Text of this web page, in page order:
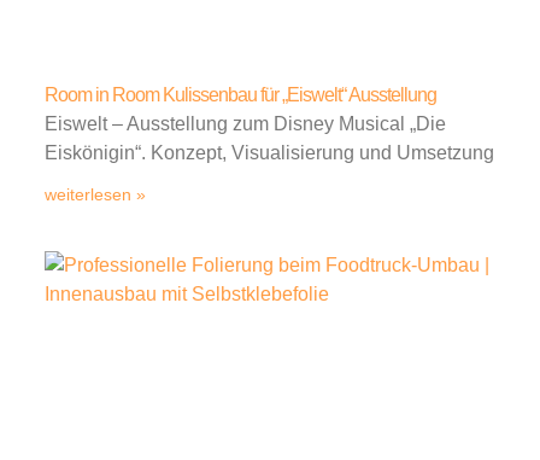
Room in Room Kulissenbau für „Eiswelt“ Ausstellung
Eiswelt – Ausstellung zum Disney Musical „Die
Eiskönigin“. Konzept, Visualisierung und Umsetzung
weiterlesen »